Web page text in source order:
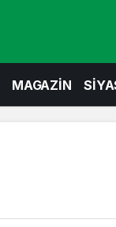
MAGAZİN